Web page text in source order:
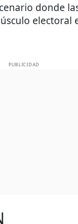
donde
electoral
PUBLICIDAD